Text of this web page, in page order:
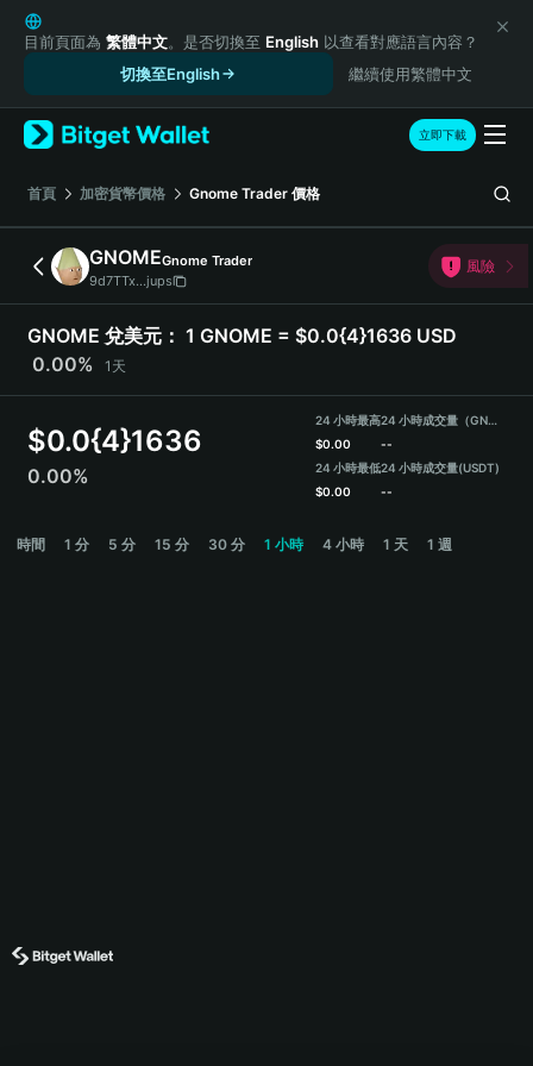
English
日本語
Русский
Español (Latinoamérica)
Türkçe
Italiano
Deutsch
简体中文
繁體中文
Português (Portugal)
Bahasa Indonesia
Español
目前頁面為 繁體中文。是否切換至 English 以查看對應語言內容？
切換至English
繼續使用繁體中文
立即下載
首頁 加密貨幣價格 Gnome Trader 價格
GNOMEGnome Trader
9d7TTx...jups
風險
GNOME 兌美元： 1 GNOME = $0.0{4}1636 USD
0.00%
1天
$0.0{4}1636
0.00%
24 小時最高
$0.00
24 小時最低
$0.00
24 小時成交量（GNOME）
--
24 小時成交量(USDT)
--
時間 1 分 5 分 15 分 30 分 1 小時 4 小時 1 天 1 週